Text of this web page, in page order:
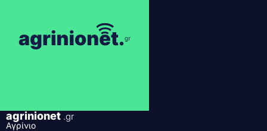
agrinionet .gr
Αγρίνιο